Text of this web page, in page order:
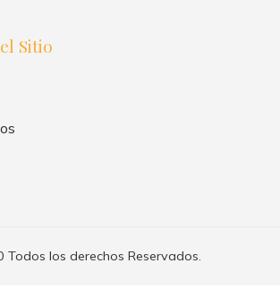
Sitio
los derechos Reservados.